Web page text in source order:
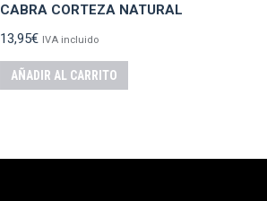
CABRA CORTEZA NATURAL
13,95€ IVA incluido
AÑADIR AL CARRITO